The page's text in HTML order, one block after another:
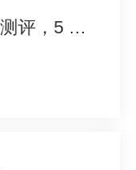
2026年澳洲跨境集运深度测评，5 大主流服务商推荐指南